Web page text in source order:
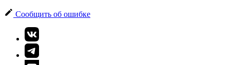
Сообщить об ошибке